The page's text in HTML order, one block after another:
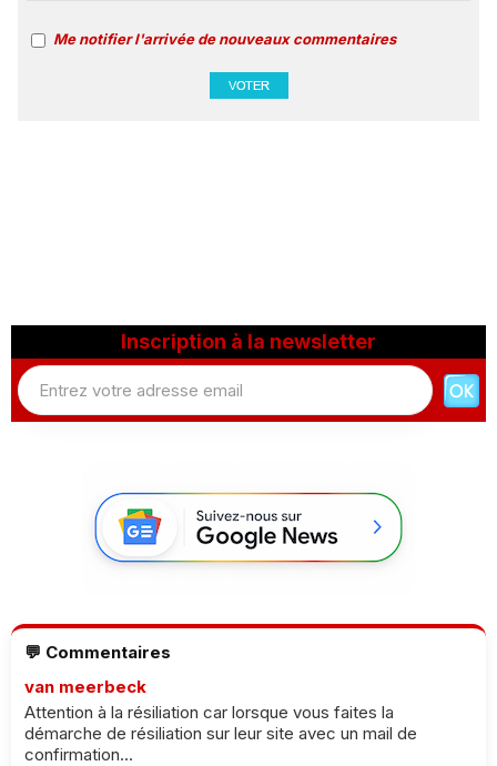
Me notifier l'arrivée de nouveaux commentaires
Inscription à la newsletter
💬 Commentaires
van meerbeck
Attention à la résiliation car lorsque vous faites la
démarche de résiliation sur leur site avec un mail de
confirmation...